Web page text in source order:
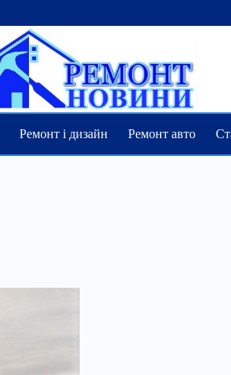
Ремонт і дизайн Ремонт авто